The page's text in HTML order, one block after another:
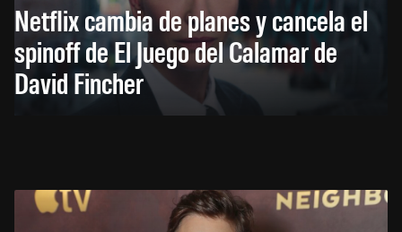
Netflix cambia de planes y cancela el
spinoff de El Juego del Calamar de
David Fincher